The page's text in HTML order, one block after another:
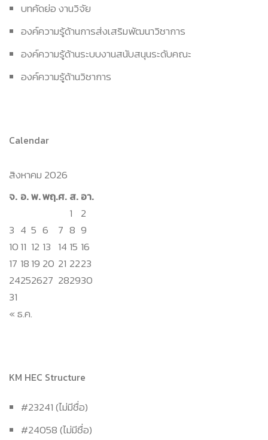
บทคัดย่อ งานวิจัย
องค์ความรู้ด้านการส่งเสริมพัฒนาวิชาการ
องค์ความรู้ด้านระบบงานสนับสนุนระดับคณะ
องค์ความรู้ด้านวิชาการ
Calendar
สิงหาคม 2026
จ. อ.พ.พฤ.ศ.ส.อา.
1
2
3 4 5 6 7 8 9
1011 12 13 14 15 16
17 1819 20 21 2223
24252627 282930
31
« ธ.ค.
KM HEC Structure
#23241 (ไม่มีชื่อ)
#24058 (ไม่มีชื่อ)